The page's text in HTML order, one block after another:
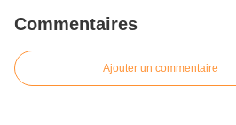
Commentaires
Ajouter un commentaire